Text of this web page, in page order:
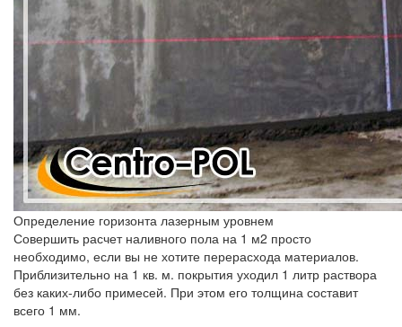
Определение горизонта лазерным уровнем
Совершить расчет наливного пола на 1 м2 просто
необходимо, если вы не хотите перерасхода материалов.
Приблизительно на 1 кв. м. покрытия уходил 1 литр раствора
без каких-либо примесей. При этом его толщина составит
всего 1 мм.